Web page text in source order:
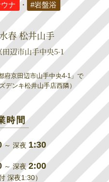
ナ ・ #岩盤浴
春 松井山手
田辺市山手中央5-1
京田辺市山手中央4-1」で
デンキ松井山手店西隣）
時間
～ 深夜 1:30
～ 深夜2:00
深夜1:30）